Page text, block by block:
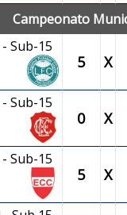
Campeonato
Sub-15
5 X
Sub-15
0 X
Sub-15
5 X